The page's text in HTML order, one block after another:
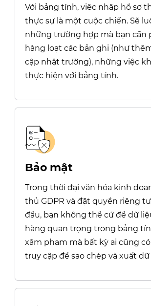
Với bảng tính, việc nhập hồ sơ
thực sự là một cuộc chiến. Sẽ
những trường hợp mà bạn cần
hàng loạt các bản ghi (như
cập nhật trường), những việc
thực hiện với bảng tính.
Bảo mật
Trong thời đại văn hóa kinh
thủ GDPR và đặt quyền riêng
đầu, bạn không thể cứ để dữ
hàng quan trọng trong bảng
xâm phạm mà bất kỳ ai cũng
truy cập để sao chép và xuất dữ